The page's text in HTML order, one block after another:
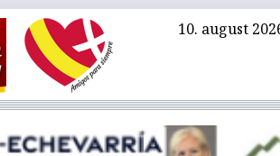
10. august